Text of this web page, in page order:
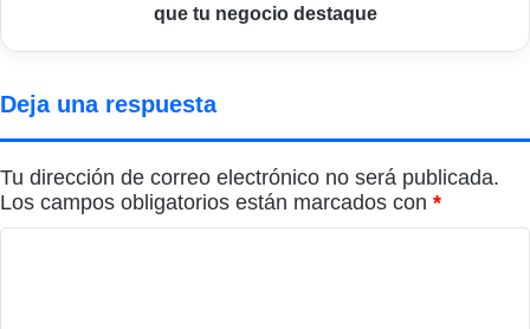
destaque
que tu negocio destaque
Deja una respuesta
Tu dirección de correo electrónico no será publicada.
Los campos obligatorios están marcados con *